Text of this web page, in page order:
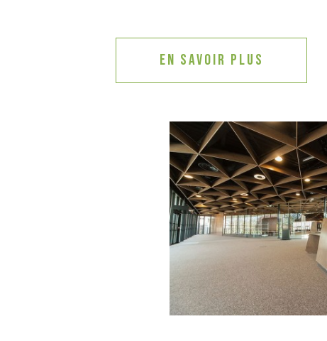
En savoir plus